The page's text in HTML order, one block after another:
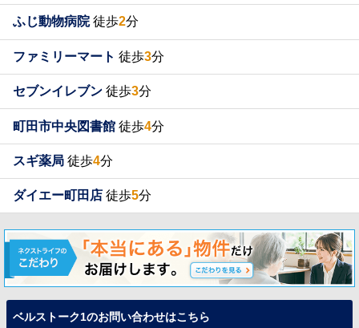
ふじ動物病院徒歩2分
ファミリーマート 徒歩3分
セブンイレブン 徒歩3分
町田市中央図書館 徒歩4分
スギ薬局 徒歩4分
ダイエー町田店 徒歩5分
ベルストーク1のお問い合わせはこちら